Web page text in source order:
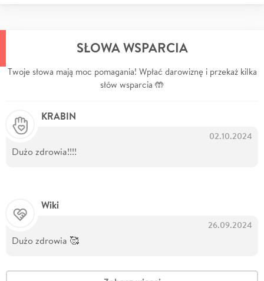
SŁOWA WSPARCIA
Twoje słowa mają moc pomagania! Wpłać darowiznę i przekaż kilka
słów wsparcia 🤲
KRABIN
02.10.2024
Dużo zdrowia!!!!
Wiki
26.09.2024
Dużo zdrowia 🥰